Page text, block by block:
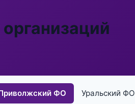
ФО Уральский ФО